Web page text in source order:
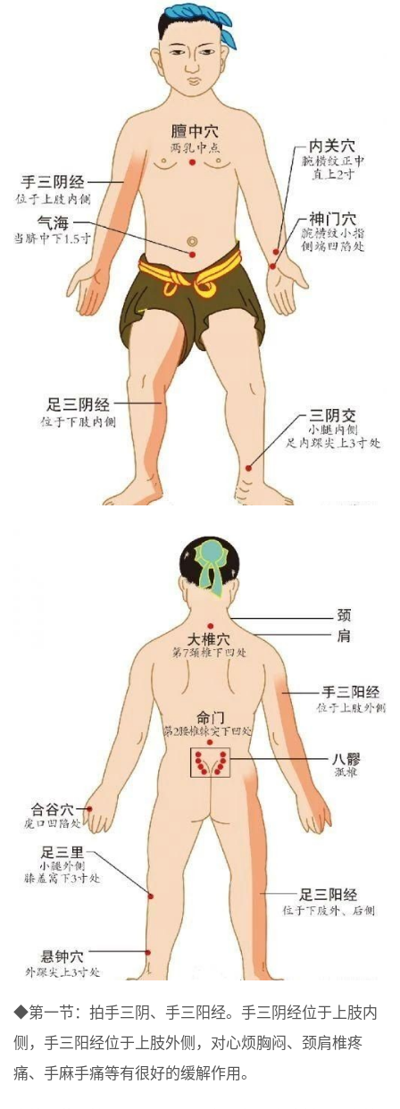
◆第一节：拍手三阴、手三阳经。手三阴经位于上肢内
侧，手三阳经位于上肢外侧，对心烦胸闷、颈肩椎疼
痛、手麻手痛等有很好的缓解作用。